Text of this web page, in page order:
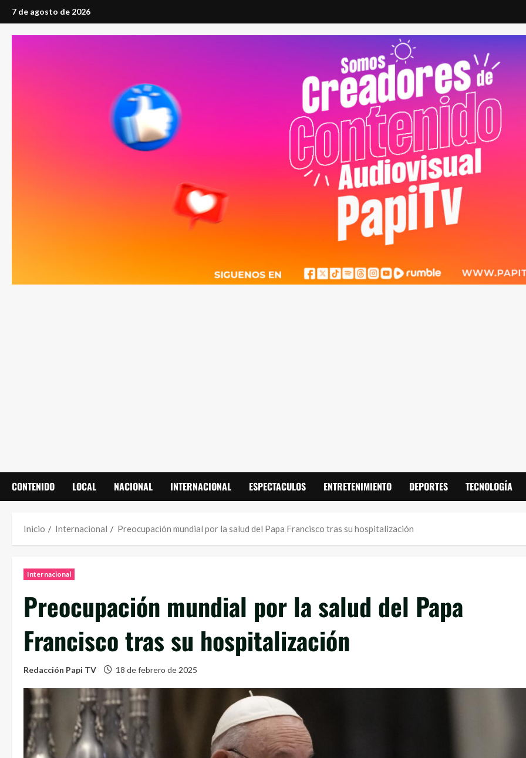
Saltar
al
contenido
7 de agosto de 2026
CONTENIDO LOCAL NACIONAL INTERNACIONAL ESPECTACULOS ENTRETENIMIENTO DEPORTES TECNOLOGÍA
Inicio Internacional Preocupación mundial por la salud del Papa Francisco tras su hospitalización
Internacional
Preocupación mundial por la salud del Papa
Francisco tras su hospitalización
Redacción Papi TV 18 de febrero de 2025